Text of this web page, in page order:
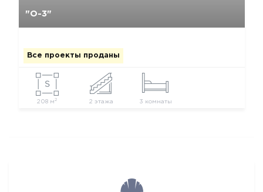
"О-3"
Все проекты проданы
208 м 2 2 этажа 3 комнаты